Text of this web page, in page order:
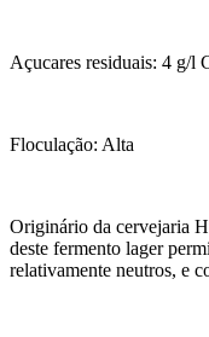
Açucares residuais: 4 g/l
Floculação: Alta
Originário da cervejaria
deste fermento lager
relativamente neutros, e